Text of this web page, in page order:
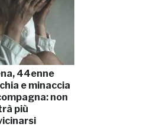
44enne
e minaccia
non
più